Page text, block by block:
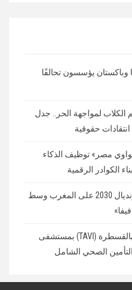
وباكستان يؤسسون تحالفًا
الكلاب لمواجهة الحر.. جدل
حقوقية
مصر» توظيف الذكاء
الكوادر الرقمية
تقارير: إنفانتينو يعرض نهائي مونديال 2030 على المغرب وسط
نجاح أول زراعة صمام أورطي بالقسطرة (TAVI) بمستشفى
الصحي الشامل